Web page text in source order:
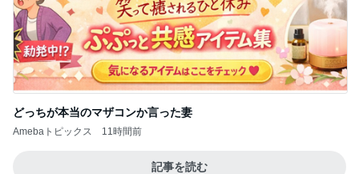
Amebaトピックス 1日前